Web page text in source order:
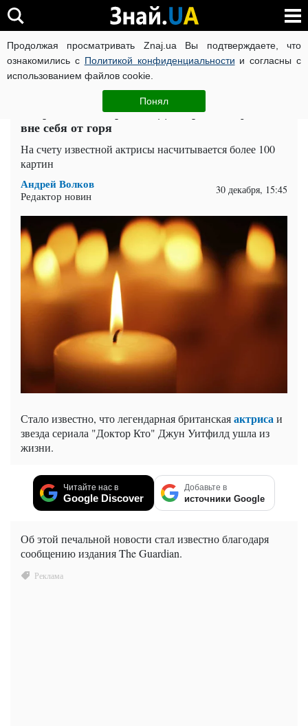
Продолжая просматривать Znaj.ua Вы подтверждаете, что
ознакомились с Политикой конфиденциальности и согласны с
использованием файлов cookie.
Понял
ВОЙНА РОССИИ ПРОТИВ УКРАИНЫ КОРОНАВИРУС В
Шоу-бизнес ЧИТАТИ УКРАЇНСЬКОЮ
Умерла звезда сериала "Доктор Кто": фанаты
вне себя от горя
На счету известной актрисы насчитывается более 100
картин
Андрей Волков
Редактор новин 30 декабря, 15:45
Стало известно, что легендарная британскаяактрисаи
звезда сериала "Доктор Кто" Джун Уитфилд ушла из
жизни.
Читайте нас в
Google Discover
Добавьте в
источники Google
Об этой печальной новости стал известно благодаря
сообщению издания The Guardian.